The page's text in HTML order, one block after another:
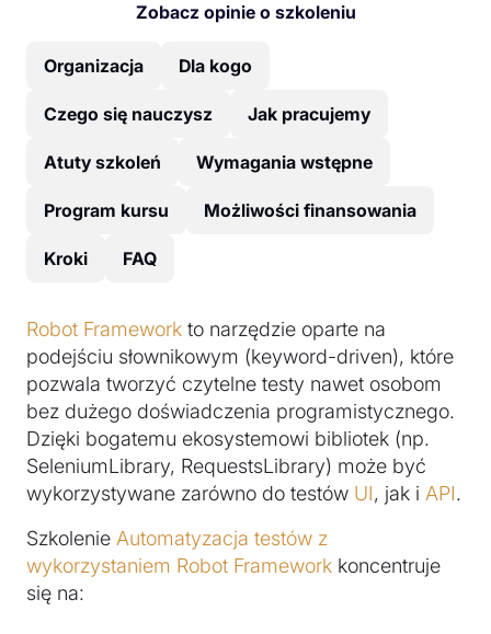
Zobacz opinie o szkoleniu
Organizacja Dla kogo
Czego się nauczysz Jak pracujemy
Atuty szkoleń Wymagania wstępne
Program kursu Możliwości finansowania
Kroki FAQ
Robot Framework to narzędzie oparte na
podejściu słownikowym (keyword-driven), które
pozwala tworzyć czytelne testy nawet osobom
bez dużego doświadczenia programistycznego.
Dzięki bogatemu ekosystemowi bibliotek (np.
SeleniumLibrary, RequestsLibrary) może być
wykorzystywane zarówno do testów UI, jak i API.
Szkolenie Automatyzacja testów z
wykorzystaniem Robot Framework koncentruje
się na: